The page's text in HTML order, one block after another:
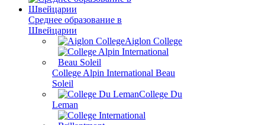
Среднее образование в
Швейцарии
Aiglon College
College Alpin International Beau
Soleil
College Du
Leman